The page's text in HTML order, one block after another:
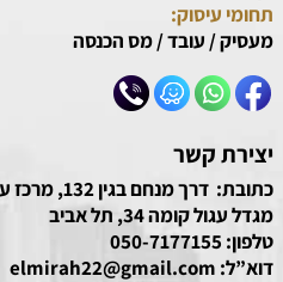
תחומי עיסוק:
מעסיק/ עובד/מס הכנסה
יצירת קשר
כתובת: דרך מנחם בגין 132, מרכז עזריאלי 1
מגדל עגול קומה 34, תל אביב
טלפון: 050-7177155
דוא”ל: elmirah22@gmail.com